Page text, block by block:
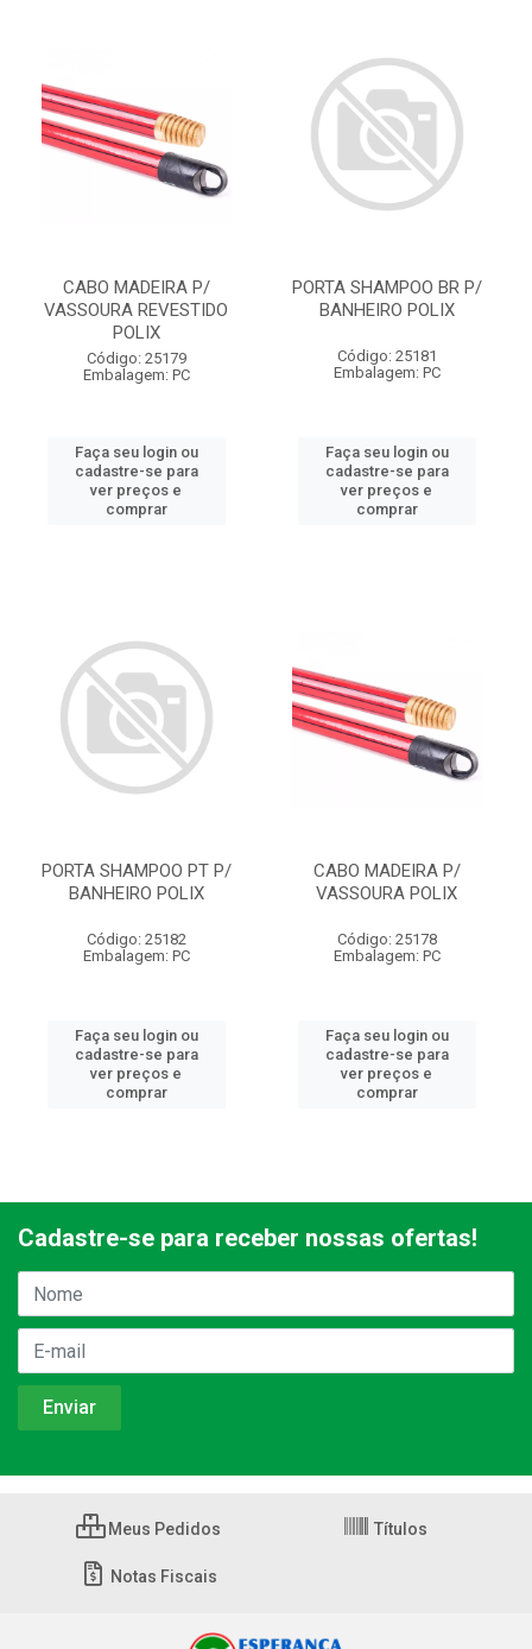
CABO MADEIRA P/
VASSOURA REVESTIDO
POLIX
Código: 25179
Embalagem: PC
Faça seu login ou
cadastre-se para
ver preços e
comprar
PORTA SHAMPOO BR P/
BANHEIRO POLIX
Código: 25181
Embalagem: PC
Faça seu login ou
cadastre-se para
ver preços e
comprar
PORTA SHAMPOO PT P/
BANHEIRO POLIX
Código: 25182
Embalagem: PC
Faça seu login ou
cadastre-se para
ver preços e
comprar
CABO MADEIRA P/
VASSOURA POLIX
Código: 25178
Embalagem: PC
Faça seu login ou
cadastre-se para
ver preços e
comprar
Cadastre-se para receber nossas ofertas!
Meus Pedidos Títulos
Notas Fiscais